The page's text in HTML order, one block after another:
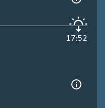
17:52